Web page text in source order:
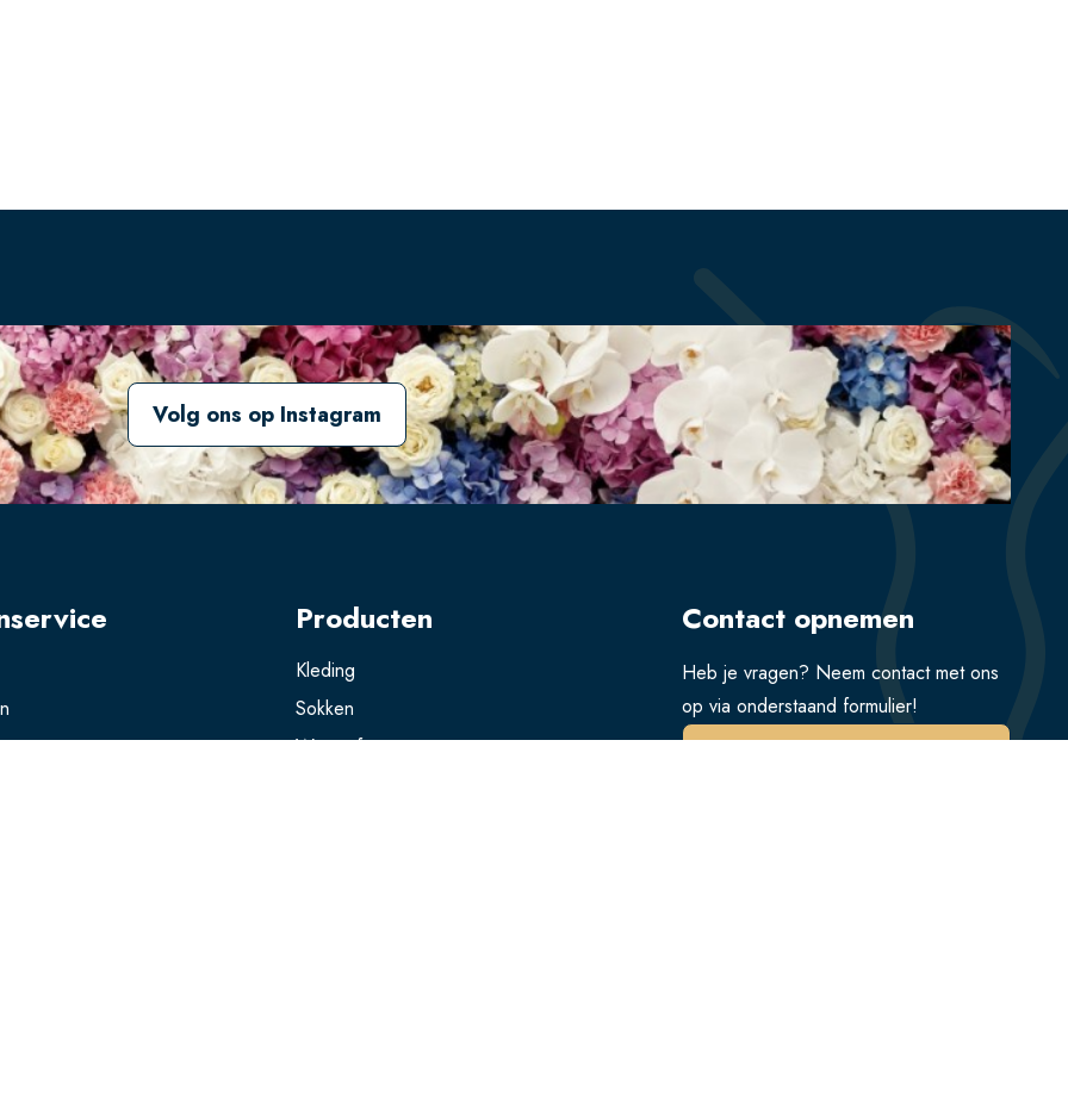
Volg ons op Instagram
Producten
Kleding
Sokken
Wasparfum
Contact opnemen
Heb je vragen? Neem contact met ons
op via onderstaand formulier!